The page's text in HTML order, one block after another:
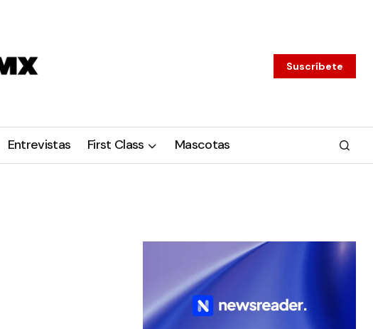
Suscríbete
Entrevistas First Class Mascotas